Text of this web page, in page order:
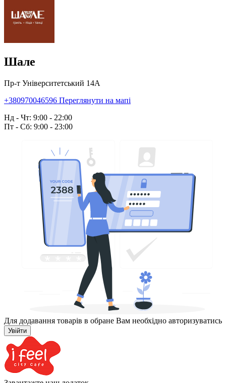
Шале
Пр-т Університетський 14А
+380970046596 Переглянути на мапі
Нд - Чт: 9:00 - 22:00
Пт - Сб: 9:00 - 23:00
Для додавання товарів в обране Вам необхідно авторизуватись
Увійти